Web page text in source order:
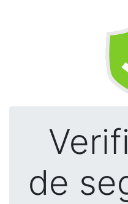
de